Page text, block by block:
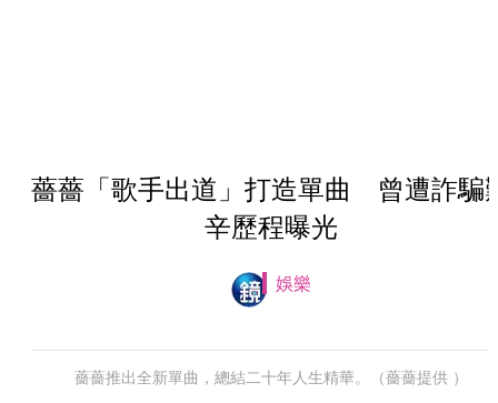
薔薔「歌手出道」打造單曲 曾遭詐騙
辛歷程曝光
娛樂
薔薔推出全新單曲，總結二十年人生精華。（薔薔提供 ）